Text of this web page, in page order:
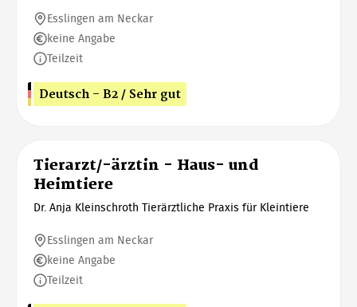
Esslingen am Neckar
keine Angabe
Teilzeit
Deutsch - B2 / Sehr gut
Tierarzt/-ärztin - Haus- und
Heimtiere
Dr. Anja Kleinschroth Tierärztliche Praxis für Kleintiere
Esslingen am Neckar
keine Angabe
Teilzeit